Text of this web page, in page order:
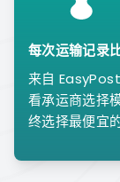
每次运输记录
来自
看承运商选择
终选择最便宜